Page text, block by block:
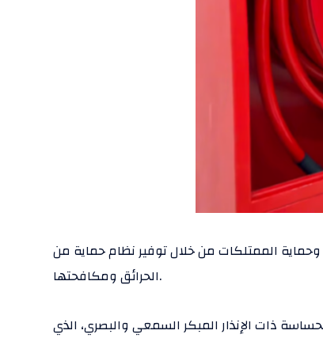
الممتلكات من خلال توفير نظام حماية من
الحرائق ومكافحتها.
ذات الإنذار المبكر السمعي والبصري، الذي